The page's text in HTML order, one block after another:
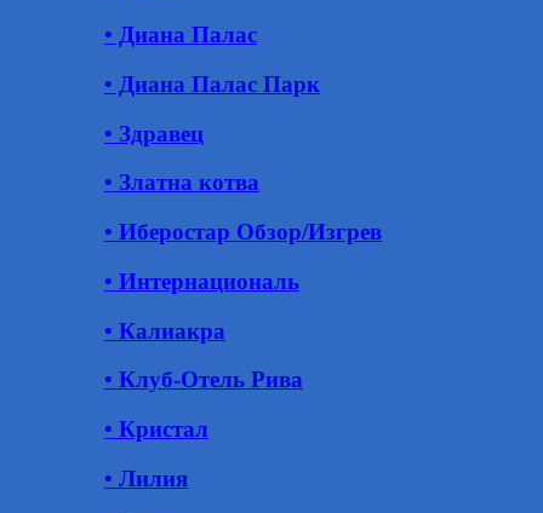
• Диана Палас
• Диана Палас Парк
• Здравец
• Златна котва
• Иберостар Обзор/Изгрев
• Интернациональ
• Калиакра
• Клуб-Отель Рива
• Кристал
• Лилия